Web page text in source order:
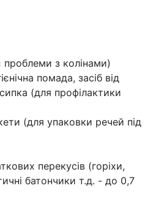
з колінами)
помада, засіб від
(для профілактики
(для упаковки речей під
перекусів (горіхи,
батончики т.д. - до 0,7